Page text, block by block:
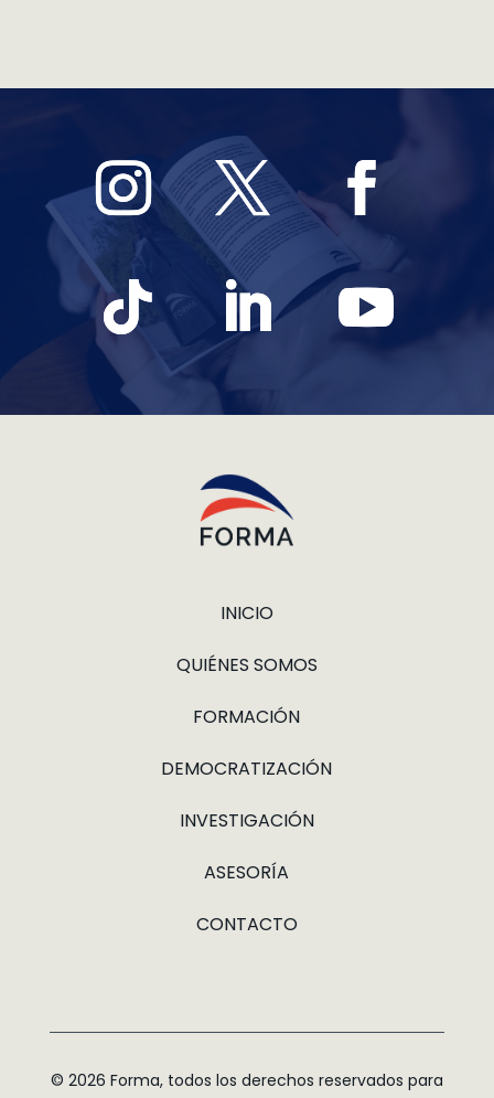
INICIO
QUIÉNES SOMOS
FORMACIÓN
DEMOCRATIZACIÓN
INVESTIGACIÓN
ASESORÍA
CONTACTO
© 2026 Forma, todos los derechos reservados para